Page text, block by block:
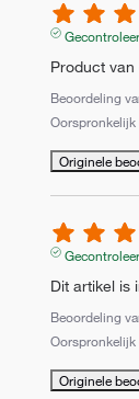
Product
Beoordeling
Originele
Dit artikel is
Beoordeling
Originele